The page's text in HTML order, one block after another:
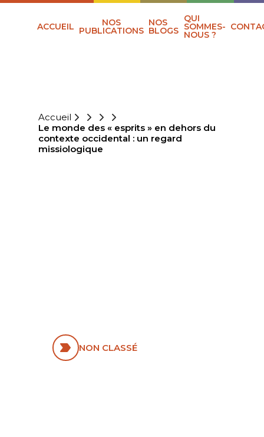
ACCUEIL NOS
PUBLICATIONS
NOS
BLOGS
QUI
SOMMES-
NOUS ?
Accueil
Le monde des « esprits » en dehors du
contexte occidental : un regard
missiologique
NON CLASSÉ